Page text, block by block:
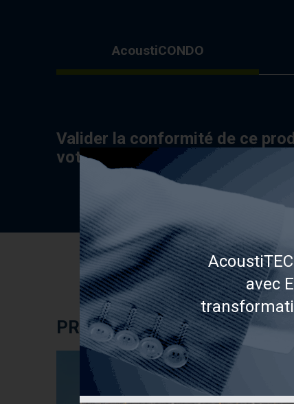
AcoustiCONDO
Valider la conformité de ce
votre condo
PROJETS RÉALISÉS AVEC
avec